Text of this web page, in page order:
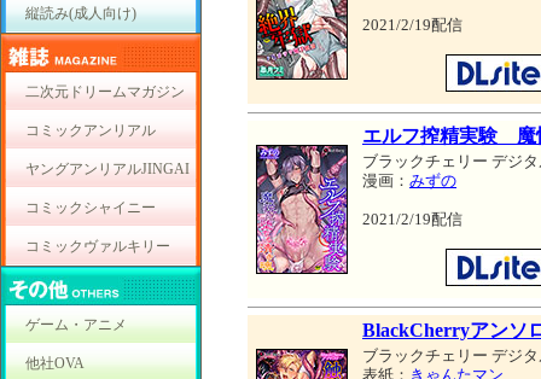
縦読み(成人向け)
二次元ドリームマガジン
コミックアンリアル
ヤングアンリアルJINGAI
コミックシャイニー
コミックヴァルキリー
ゲーム・アニメ
他社OVA
2021/2/19配信
エルフ搾精実験 魔
ブラックチェリー デジ
漫画： みずの
2021/2/19配信
BlackCherryアンソ
ブラックチェリー デジ
表紙： きゃんたマン